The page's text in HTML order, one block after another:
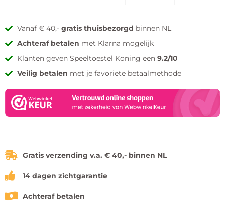
Vanaf € 40,- gratis thuisbezorgd binnen NL
Achteraf betalen met Klarna mogelijk
Klanten geven Speeltoestel Koning een 9.2/10
Veilig betalen met je favoriete betaalmethode
Gratis verzending v.a. € 40,- binnen NL
14 dagen zichtgarantie
Achteraf betalen